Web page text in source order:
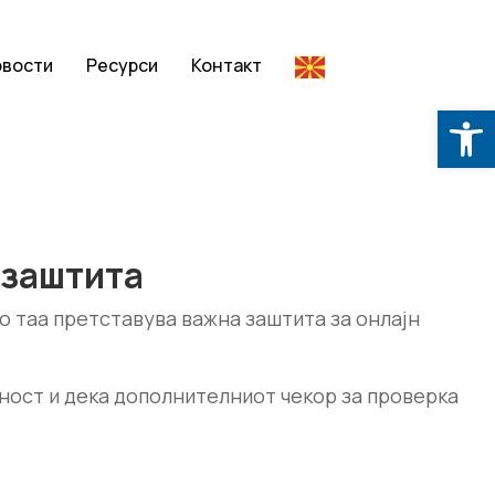
Ресурси Контакт
претставува важна заштита за онлајн
и дека дополнителниот чекор за проверка